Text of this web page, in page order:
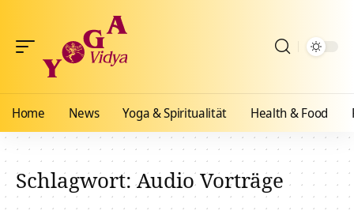
Home News Yoga & Spiritualität Health & Food
Schlagwort:Audio Vorträge